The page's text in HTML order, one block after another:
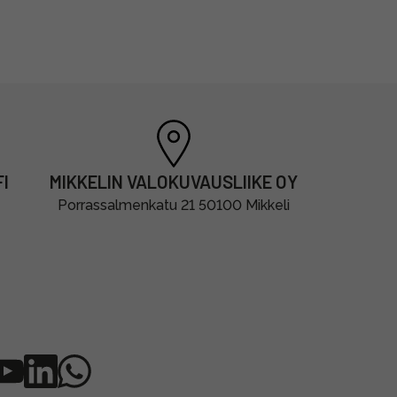
MIKKELIN VALOKUVAUSLIIKE OY
Porrassalmenkatu 21 50100 Mikkeli